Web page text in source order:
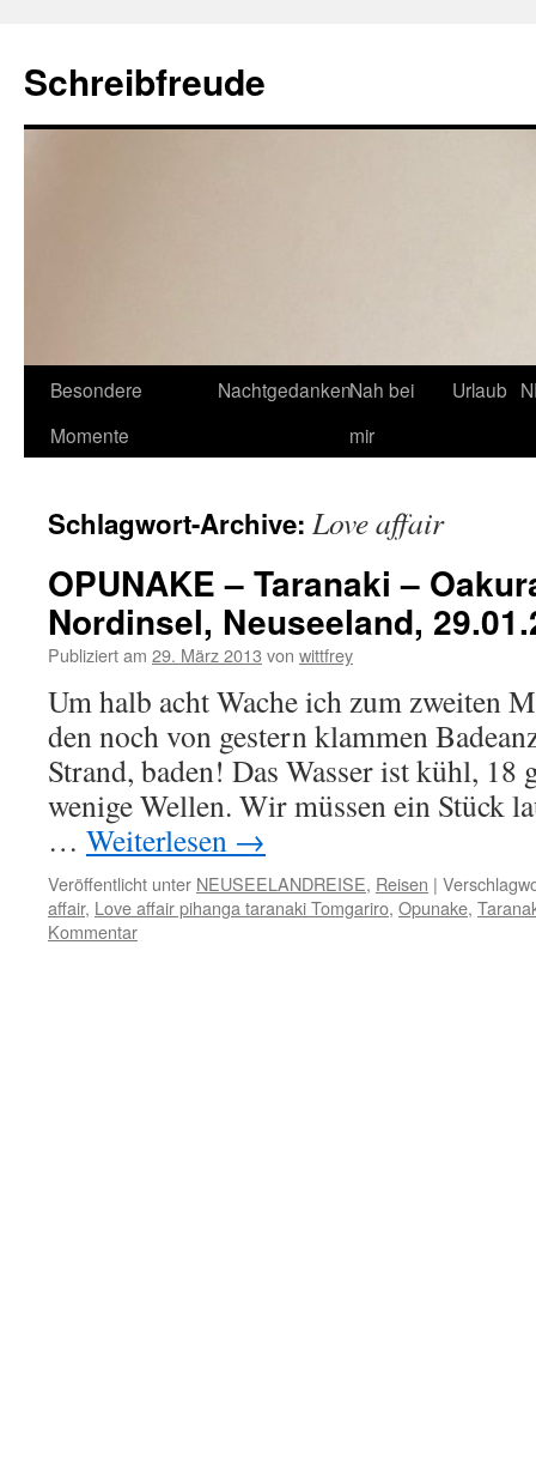
Schreibfreude
Besondere
Momente
NachtgedankenNah bei
mir
Urlaub
Schlagwort-Archive: Love affair
OPUNAKE – Taranaki –
Nordinsel, Neuseeland,
Publiziert am 29. März 2013 von wittfrey
Um halb acht Wache ich zum zweiten
den noch von gestern klammen
Strand, baden! Das Wasser ist kühl, 18
wenige Wellen. Wir müssen ein Stück
… Weiterlesen →
Veröffentlicht unter NEUSEELANDREISE, Reisen |
affair, Love affair pihanga taranaki Tomgariro, Opunake,
Kommentar